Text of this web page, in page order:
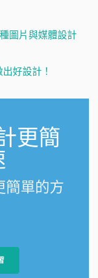
圖片與媒體設計
好設計！
更簡
簡單的方